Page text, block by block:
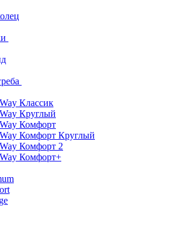
Классик
Круглый
Комфорт
Комфорт Круглый
Комфорт 2
Комфорт+